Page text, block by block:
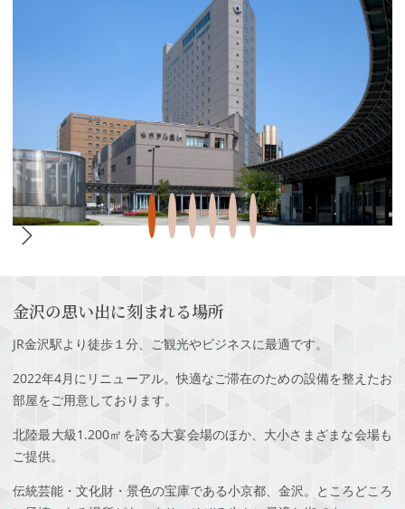
金沢の思い出に刻まれる場所
JR金沢駅より徒歩１分、ご観光やビジネスに最適です。
2022年4月にリニューアル。快適なご滞在のための設備を整えたお
部屋をご用意しております。
北陸最大級1.200㎡を誇る大宴会場のほか、大小さまざまな会場も
ご提供。
伝統芸能・文化財・景色の宝庫である小京都、金沢。ところどころ